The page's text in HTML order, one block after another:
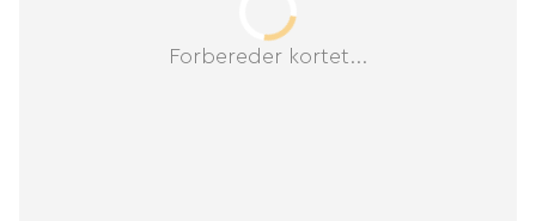
Forbereder kortet...